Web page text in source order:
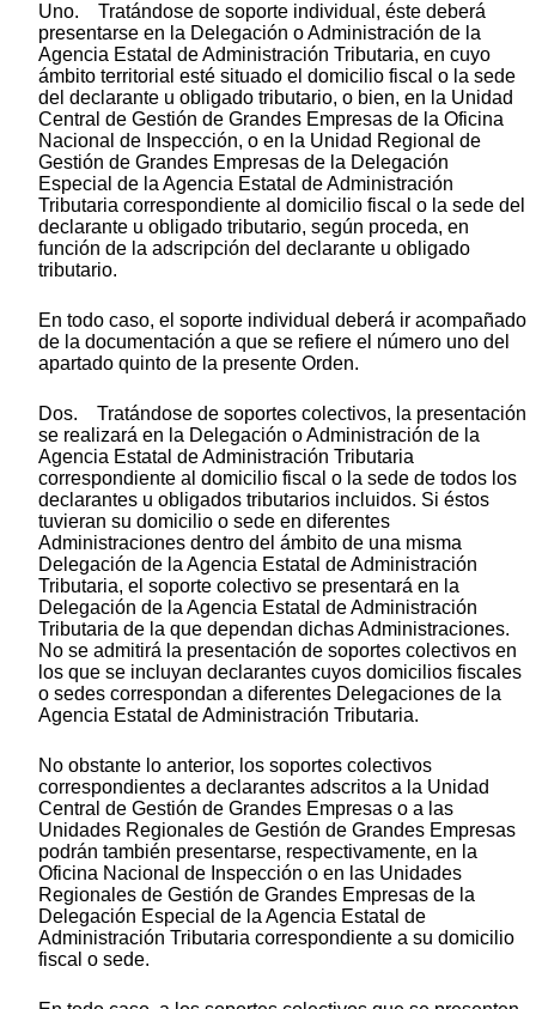
Uno. Tratándose de soporte individual, éste deberá
presentarse en la Delegación o Administración de la
Agencia Estatal de Administración Tributaria, en cuyo
ámbito territorial esté situado el domicilio fiscal o la sede
del declarante u obligado tributario, o bien, en la Unidad
Central de Gestión de Grandes Empresas de la Oficina
Nacional de Inspección, o en la Unidad Regional de
Gestión de Grandes Empresas de la Delegación
Especial de la Agencia Estatal de Administración
Tributaria correspondiente al domicilio fiscal o la sede del
declarante u obligado tributario, según proceda, en
función de la adscripción del declarante u obligado
tributario.
En todo caso, el soporte individual deberá ir acompañado
de la documentación a que se refiere el número uno del
apartado quinto de la presente Orden.
Dos. Tratándose de soportes colectivos, la presentación
se realizará en la Delegación o Administración de la
Agencia Estatal de Administración Tributaria
correspondiente al domicilio fiscal o la sede de todos los
declarantes u obligados tributarios incluidos. Si éstos
tuvieran su domicilio o sede en diferentes
Administraciones dentro del ámbito de una misma
Delegación de la Agencia Estatal de Administración
Tributaria, el soporte colectivo se presentará en la
Delegación de la Agencia Estatal de Administración
Tributaria de la que dependan dichas Administraciones.
No se admitirá la presentación de soportes colectivos en
los que se incluyan declarantes cuyos domicilios fiscales
o sedes correspondan a diferentes Delegaciones de la
Agencia Estatal de Administración Tributaria.
No obstante lo anterior, los soportes colectivos
correspondientes a declarantes adscritos a la Unidad
Central de Gestión de Grandes Empresas o a las
Unidades Regionales de Gestión de Grandes Empresas
podrán también presentarse, respectivamente, en la
Oficina Nacional de Inspección o en las Unidades
Regionales de Gestión de Grandes Empresas de la
Delegación Especial de la Agencia Estatal de
Administración Tributaria correspondiente a su domicilio
fiscal o sede.